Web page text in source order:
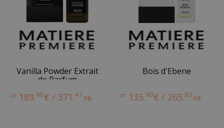
Vanilla Powder Extrait
de Parfum
от 189.90€ / 371.41лв.
Bois d'Ebene
от 135.90€ / 265.80лв.